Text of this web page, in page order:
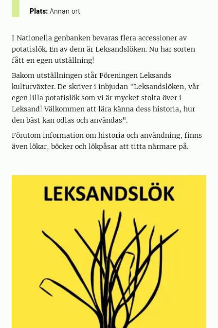
Plats: Annan ort
I Nationella genbanken bevaras flera accessioner av
potatislök. En av dem är Leksandslöken. Nu har sorten
fått en egen utställning!
Bakom utställningen står Föreningen Leksands
kulturväxter. De skriver i inbjudan "Leksandslöken, vår
egen lilla potatislök som vi är mycket stolta över i
Leksand! Välkommen att lära känna dess historia, hur
den bäst kan odlas och användas".
Förutom information om historia och användning, finns
även lökar, böcker och lökpåsar att titta närmare på.